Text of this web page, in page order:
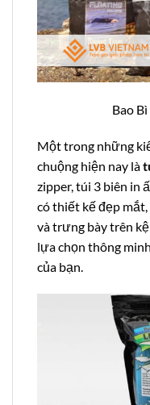
Bao
Một trong những
chuộng hiện nay là
zipper, túi 3 biên in
có thiết kế đẹp mắt,
và trưng bày trên
lựa chọn thông
của bạn.